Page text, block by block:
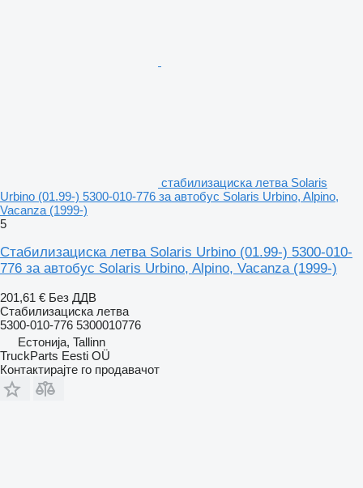
стабилизациска летва Solaris
Urbino (01.99-) 5300-010-776 за автобус Solaris Urbino, Alpino,
Vacanza (1999-)
5
Стабилизациска летва Solaris Urbino (01.99-) 5300-010-
776 за автобус Solaris Urbino, Alpino, Vacanza (1999-)
201,61 € Без ДДВ
Стабилизациска летва
5300-010-776 5300010776
Естонија, Tallinn
TruckParts Eesti OÜ
Контактирајте го продавачот